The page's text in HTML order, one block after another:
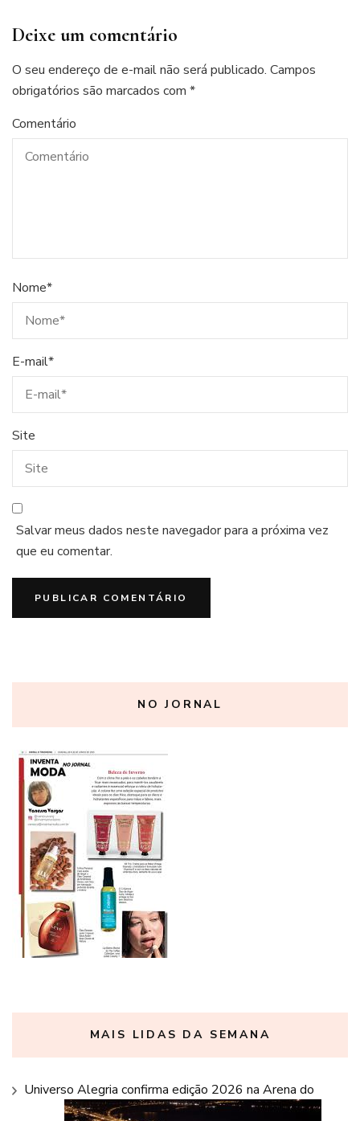
Deixe um comentário
O seu endereço de e-mail não será publicado. Campos
obrigatórios são marcados com *
Comentário
Nome*
E-mail*
Site
Salvar meus dados neste navegador para a próxima vez
que eu comentar.
NO JORNAL
MAIS LIDAS DA SEMANA
Universo Alegria confirma edição 2026 na Arena do